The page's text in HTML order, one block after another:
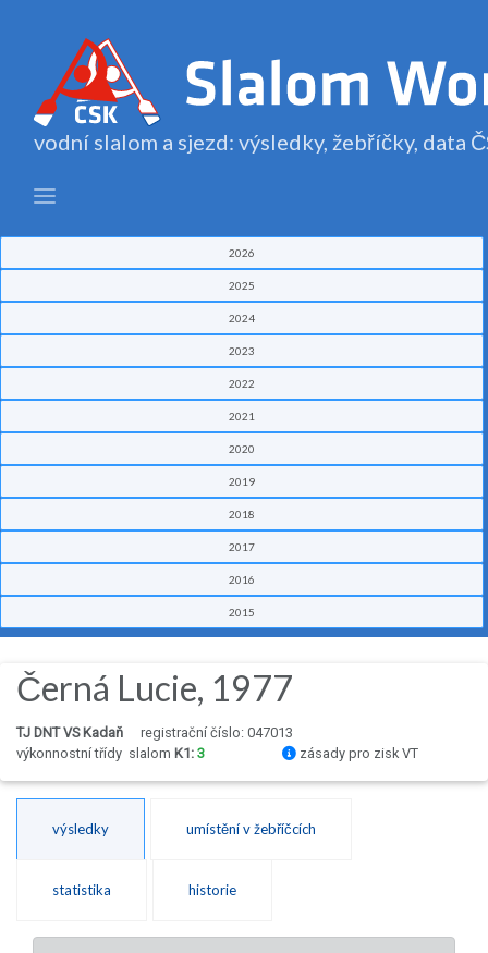
vodní slalom a sjezd: výsledky, žebříčky, data
2026
2025
2024
2023
2022
2021
2020
2019
2018
2017
2016
2015
Černá Lucie, 1977
TJ DNT VS Kadaň
registrační číslo: 047013
výkonnostní třídy slalom K1: 3 zásady pro zisk VT
výsledky umístění v žebříčcích
statistika historie